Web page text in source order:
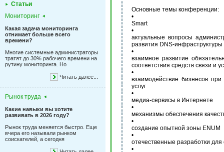
Статьи
Мониторинг
Какая задача мониторинга
отнимает больше всего
времени?
Многие системные администраторы
тратят до 30% рабочего времени на
рутину мониторинга. Но
Читать далее...
Рынок труда
Какие навыки вы хотите
развивать в 2026 году?
Рынок труда меняется быстро. Еще
вчера его называли рынком
соискателей, а сегодня
Основные темы конференции:
•
Smart
•
актуальные вопросы
развития DNS-инфраструктуры
•
взаимное развитие
соответствия средств связи и
•
взаимодействие бизнесов
услуг
•
медиа-сервисы в Интернете
•
механизмы обеспечения
•
создание опытной зоны ENUM
•
отечественные разработки
•